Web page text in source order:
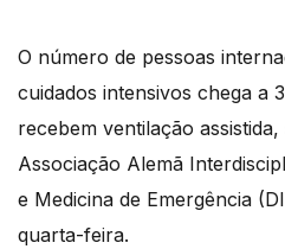
O número de pessoas
cuidados intensivos chega a
recebem ventilação
Associação Alemã
e Medicina de Emergência
quarta-feira.